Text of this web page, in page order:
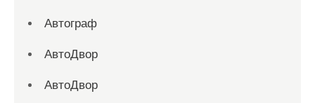
Автограф
АвтоДвор
АвтоДвор